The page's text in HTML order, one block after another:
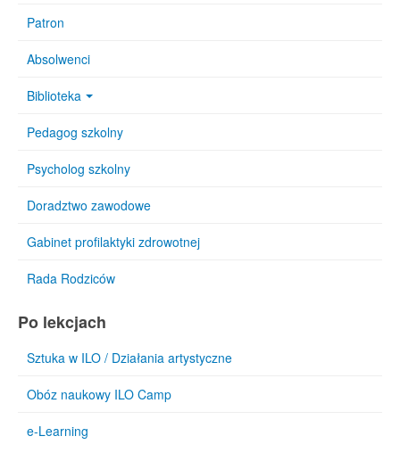
Patron
Absolwenci
Biblioteka
Pedagog szkolny
Psycholog szkolny
Doradztwo zawodowe
Gabinet profilaktyki zdrowotnej
Rada Rodziców
Po lekcjach
Sztuka w ILO / Działania artystyczne
Obóz naukowy ILO Camp
e-Learning